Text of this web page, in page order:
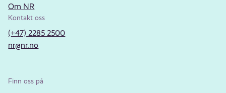
Om NR
Kontakt oss
(+47) 2285 2500
nr@nr.no
Finn oss på